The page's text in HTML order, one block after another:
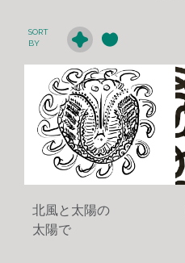
SORT
BY
北風と太陽の
太陽で